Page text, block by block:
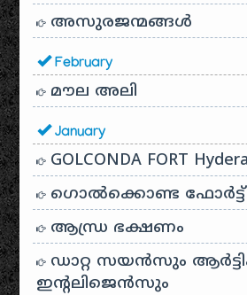
അസുരജന്മങ്ങൾ
February
മൗല അലി
January
GOLCONDA FORT
ഗൊൽക്കൊണ്ട ഫോർട്ട്
ആന്ധ്ര ഭക്ഷണം
ഡാറ്റ സയൻസും
ഇൻ്റലിജെൻസും